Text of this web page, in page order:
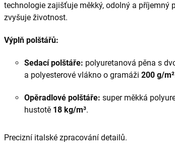
technologie zajišťuje měkký, odolný a příjemný
zvyšuje životnost.
Výplň polštářů:
Sedací polštáře: polyuretanová pěna s
a polyesterové vlákno o gramáži 200 g/m²
Opěradlové polštáře: super měkká
hustotě 18 kg/m³.
Precizní italské zpracování detailů.